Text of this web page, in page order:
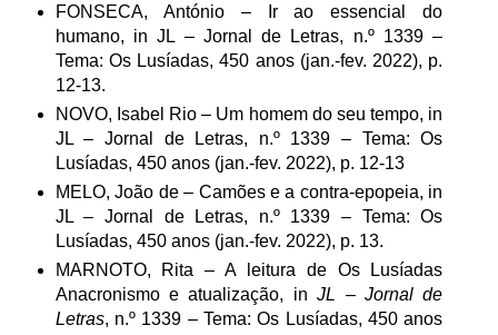
FONSECA, António – Ir ao essencial do
humano, in JL – Jornal de Letras, n.º 1339 –
Tema: Os Lusíadas, 450 anos (jan.-fev. 2022), p.
12-13.
NOVO, Isabel Rio – Um homem do seu tempo, in
JL – Jornal de Letras, n.º 1339 – Tema: Os
Lusíadas, 450 anos (jan.-fev. 2022), p. 12-13
MELO, João de – Camões e a contra-epopeia, in
JL – Jornal de Letras, n.º 1339 – Tema: Os
Lusíadas, 450 anos (jan.-fev. 2022), p. 13.
MARNOTO, Rita – A leitura de Os Lusíadas
Anacronismo e atualização, inJL – Jornal de
Letras, n.º 1339 – Tema: Os Lusíadas, 450 anos